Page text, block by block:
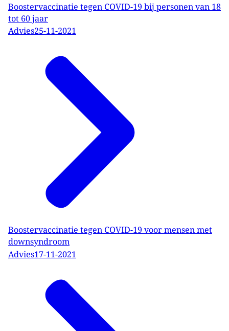
Boostervaccinatie tegen COVID-19 bij personen van 18
tot 60 jaar
Advies25-11-2021
Boostervaccinatie tegen COVID-19 voor mensen met
downsyndroom
Advies17-11-2021